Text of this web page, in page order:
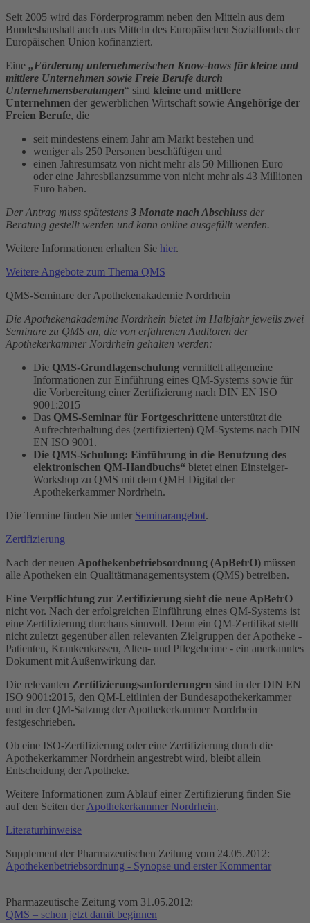
Seit 2005 wird das Förderprogramm neben den Mitteln aus dem
Bundeshaushalt auch aus Mitteln des Europäischen Sozialfonds der
Europäischen Union kofinanziert.
Eine „Förderung unternehmerischen Know-hows für kleine und
mittlere Unternehmen sowie Freie Berufe durch
Unternehmensberatungen“ sind kleine und mittlere
Unternehmen der gewerblichen Wirtschaft sowie Angehörige der
Freien Berufe, die
seit mindestens einem Jahr am Markt bestehen und
weniger als 250 Personen beschäftigen und
einen Jahresumsatz von nicht mehr als 50 Millionen Euro
oder eine Jahresbilanzsumme von nicht mehr als 43 Millionen
Euro haben.
Der Antrag muss spätestens 3 Monate nach Abschluss der
Beratung gestellt werden und kann online ausgefüllt werden.
Weitere Informationen erhalten Sie hier.
Weitere Angebote zum Thema QMS
QMS-Seminare der Apothekenakademie Nordrhein
Die Apothekenakademine Nordrhein bietet im Halbjahr jeweils zwei
Seminare zu QMS an, die von erfahrenen Auditoren der
Apothekerkammer Nordrhein gehalten werden:
Die QMS-Grundlagenschulung vermittelt allgemeine
Informationen zur Einführung eines QM-Systems sowie für
die Vorbereitung einer Zertifizierung nach DIN EN ISO
9001:2015
Das QMS-Seminar für Fortgeschrittene unterstützt die
Aufrechterhaltung des (zertifizierten) QM-Systems nach DIN
EN ISO 9001.
Die QMS-Schulung: Einführung in die Benutzung des
elektronischen QM-Handbuchs“ bietet einen Einsteiger-
Workshop zu QMS mit dem QMH Digital der
Apothekerkammer Nordrhein.
Die Termine finden Sie unter Seminarangebot.
Zertifizierung
Nach der neuen Apothekenbetriebsordnung (ApBetrO) müssen
alle Apotheken ein Qualitätmanagementsystem (QMS) betreiben.
Eine Verpflichtung zur Zertifizierung sieht die neue ApBetrO
nicht vor. Nach der erfolgreichen Einführung eines QM-Systems ist
eine Zertifizierung durchaus sinnvoll. Denn ein QM-Zertifikat stellt
nicht zuletzt gegenüber allen relevanten Zielgruppen der Apotheke -
Patienten, Krankenkassen, Alten- und Pflegeheime - ein anerkanntes
Dokument mit Außenwirkung dar.
Die relevanten Zertifizierungsanforderungen sind in der DIN EN
ISO 9001:2015, den QM-Leitlinien der Bundesapothekerkammer
und in der QM-Satzung der Apothekerkammer Nordrhein
festgeschrieben.
Ob eine ISO-Zertifizierung oder eine Zertifizierung durch die
Apothekerkammer Nordrhein angestrebt wird, bleibt allein
Entscheidung der Apotheke.
Weitere Informationen zum Ablauf einer Zertifizierung finden Sie
auf den Seiten der Apothekerkammer Nordrhein.
Literaturhinweise
Supplement der Pharmazeutischen Zeitung vom 24.05.2012:
Apothekenbetriebsordnung - Synopse und erster Kommentar
Pharmazeutische Zeitung vom 31.05.2012:
QMS – schon jetzt damit beginnen